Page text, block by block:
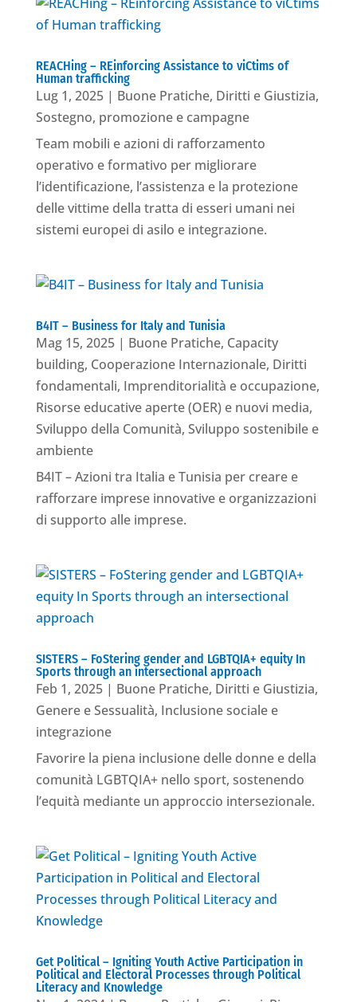
REACHing – REinforcing Assistance to viCtims of
Human trafficking
Lug 1, 2025| Buone Pratiche, Diritti e Giustizia,
Sostegno, promozione e campagne
Team mobili e azioni di rafforzamento
operativo e formativo per migliorare
l’identificazione, l’assistenza e la protezione
delle vittime della tratta di esseri umani nei
sistemi europei di asilo e integrazione.
B4IT – Business for Italy and Tunisia
Mag 15, 2025| Buone Pratiche, Capacity
building, Cooperazione Internazionale, Diritti
fondamentali, Imprenditorialità e occupazione,
Risorse educative aperte (OER) e nuovi media,
Sviluppo della Comunità, Sviluppo sostenibile e
ambiente
B4IT – Azioni tra Italia e Tunisia per creare e
rafforzare imprese innovative e organizzazioni
di supporto alle imprese.
SISTERS – FoStering gender and LGBTQIA+ equity In
Sports through an intersectional approach
Feb 1, 2025| Buone Pratiche, Diritti e Giustizia,
Genere e Sessualità, Inclusione sociale e
integrazione
Favorire la piena inclusione delle donne e della
comunità LGBTQIA+ nello sport, sostenendo
l’equità mediante un approccio intersezionale.
Get Political – Igniting Youth Active Participation in
Political and Electoral Processes through Political
Literacy and Knowledge